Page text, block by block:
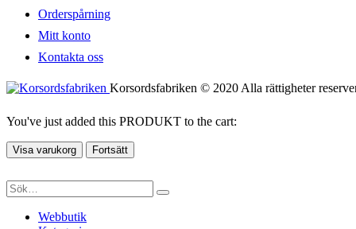
Orderspårning
Mitt konto
Kontakta oss
Korsordsfabriken © 2020 Alla rättigheter
You've just added this PRODUKT to the cart:
Visa varukorg Fortsätt
Webbutik